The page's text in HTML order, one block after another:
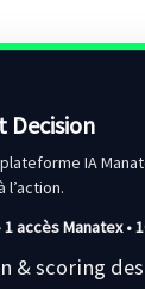
Decision
IA
l’action.
accès Manatex •
& scoring